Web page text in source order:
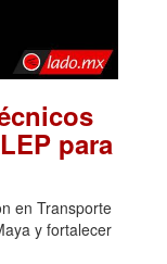
para
en Transporte
y fortalecer